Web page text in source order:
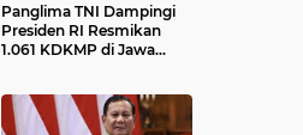
Panglima TNI Dampingi
Presiden RI Resmikan
1.061 KDKMP di Jawa